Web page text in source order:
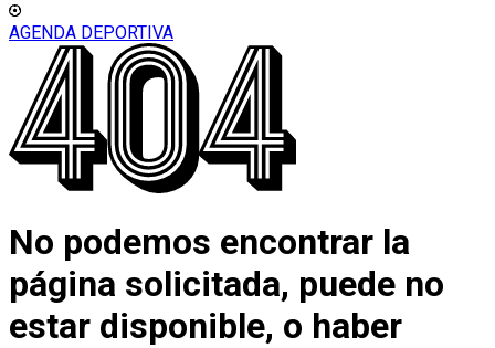
AGENDA DEPORTIVA
No podemos encontrar la
página solicitada, puede no
estar disponible, o haber